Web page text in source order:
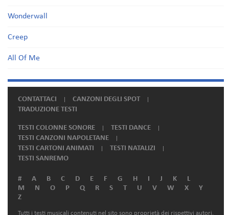
Wonderwall
Creep
All Of Me
CONTATTACI
CANZONI DEGLI SPOT
TRADUZIONE TESTI
TESTI COLONNE SONORE
TESTI DANCE
TESTI CANZONI NAPOLETANE
TESTI CARTONI ANIMATI
TESTI NATALIZI
TESTI SANREMO
# A B C D E F G H I J K
L
M
N O P Q R S T U V W X
Y
Z
Tutti i testi musicali contenuti nel sito sono proprietà dei rispettivi autori.